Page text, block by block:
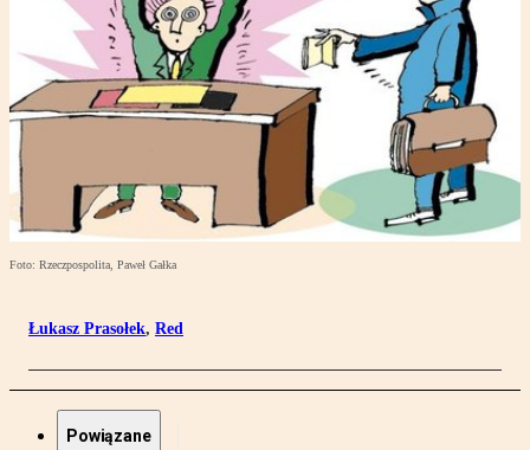
Foto: Rzeczpospolita, Paweł Gałka
Łukasz Prasołek, Red
Powiązane